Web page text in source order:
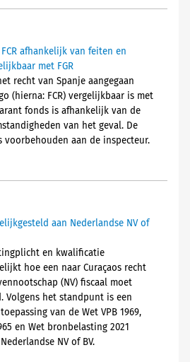
afhankelijk van feiten en
met FGR
recht van Spanje aangegaan
(hierna: FCR) vergelijkbaar is met
fonds is afhankelijk van de
van het geval. De
voorbehouden aan de inspecteur.
aan Nederlandse NV of
en kwalificatie
hoe een naar Curaçaos recht
(NV) fiscaal moet
Volgens het standpunt is een
van de Wet VPB 1969,
en Wet bronbelasting 2021
NV of BV.